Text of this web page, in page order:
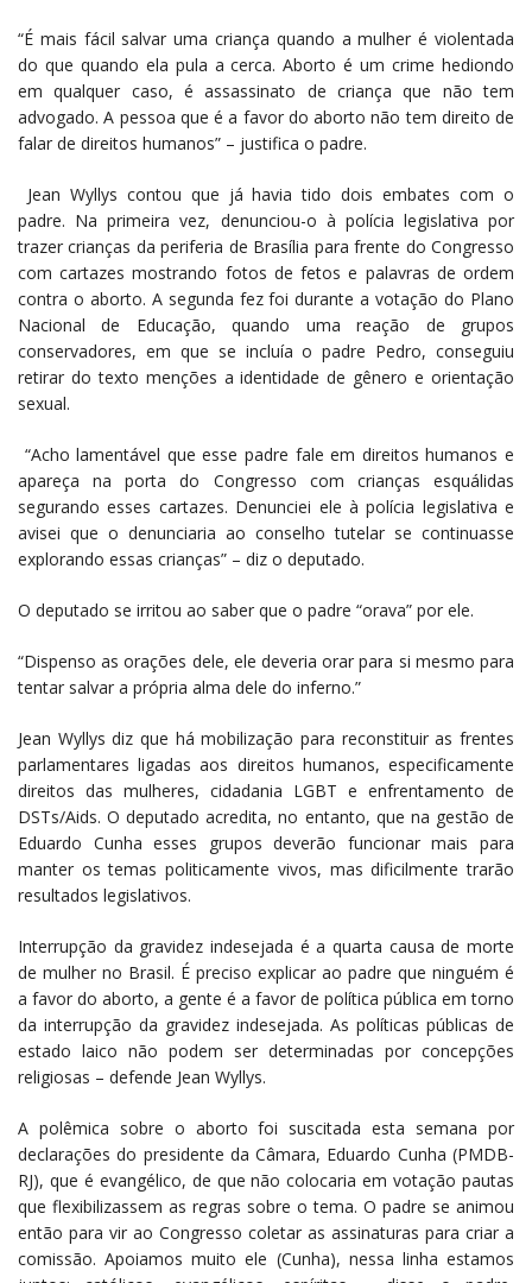
“É mais fácil salvar uma criança quando a mulher é violentada
do que quando ela pula a cerca. Aborto é um crime hediondo
em qualquer caso, é assassinato de criança que não tem
advogado. A pessoa que é a favor do aborto não tem direito de
falar de direitos humanos” – justifica o padre.
Jean Wyllys contou que já havia tido dois embates com o
padre. Na primeira vez, denunciou-o à polícia legislativa por
trazer crianças da periferia de Brasília para frente do Congresso
com cartazes mostrando fotos de fetos e palavras de ordem
contra o aborto. A segunda fez foi durante a votação do Plano
Nacional de Educação, quando uma reação de grupos
conservadores, em que se incluía o padre Pedro, conseguiu
retirar do texto menções a identidade de gênero e orientação
sexual.
“Acho lamentável que esse padre fale em direitos humanos e
apareça na porta do Congresso com crianças esquálidas
segurando esses cartazes. Denunciei ele à polícia legislativa e
avisei que o denunciaria ao conselho tutelar se continuasse
explorando essas crianças” – diz o deputado.
O deputado se irritou ao saber que o padre “orava” por ele.
“Dispenso as orações dele, ele deveria orar para si mesmo para
tentar salvar a própria alma dele do inferno.”
Jean Wyllys diz que há mobilização para reconstituir as frentes
parlamentares ligadas aos direitos humanos, especificamente
direitos das mulheres, cidadania LGBT e enfrentamento de
DSTs/Aids. O deputado acredita, no entanto, que na gestão de
Eduardo Cunha esses grupos deverão funcionar mais para
manter os temas politicamente vivos, mas dificilmente trarão
resultados legislativos.
Interrupção da gravidez indesejada é a quarta causa de morte
de mulher no Brasil. É preciso explicar ao padre que ninguém é
a favor do aborto, a gente é a favor de política pública em torno
da interrupção da gravidez indesejada. As políticas públicas de
estado laico não podem ser determinadas por concepções
religiosas – defende Jean Wyllys.
A polêmica sobre o aborto foi suscitada esta semana por
declarações do presidente da Câmara, Eduardo Cunha (PMDB-
RJ), que é evangélico, de que não colocaria em votação pautas
que flexibilizassem as regras sobre o tema. O padre se animou
então para vir ao Congresso coletar as assinaturas para criar a
comissão. Apoiamos muito ele (Cunha), nessa linha estamos